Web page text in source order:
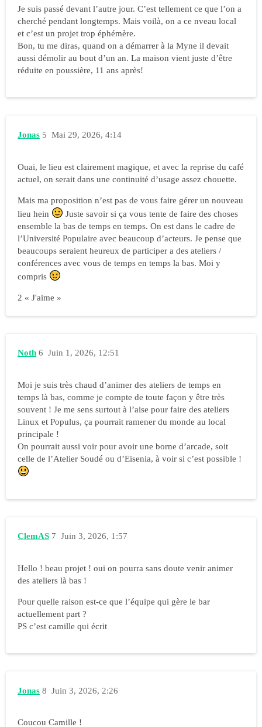
Je suis passé devant l’autre jour. C’est tellement ce que l’on a
cherché pendant longtemps. Mais voilà, on a ce nveau local
et c’est un projet trop éphémère.
Bon, tu me diras, quand on a démarrer à la Myne il devait
aussi démolir au bout d’un an. La maison vient juste d’être
réduite en poussière, 11 ans après!
Jonas Mai 29, 2026, 4:14
5
Ouai, le lieu est clairement magique, et avec la reprise du café
actuel, on serait dans une continuité d’usage assez chouette.
Mais ma proposition n’est pas de vous faire gérer un nouveau
lieu hein
Juste savoir si ça vous tente de faire des choses
ensemble la bas de temps en temps. On est dans le cadre de
l’Université Populaire avec beaucoup d’acteurs. Je pense que
beaucoups seraient heureux de participer a des ateliers /
conférences avec vous de temps en temps la bas. Moi y
compris
2 « J'aime »
Noth Juin 1, 2026, 12:51
6
Moi je suis très chaud d’animer des ateliers de temps en
temps là bas, comme je compte de toute façon y être très
souvent ! Je me sens surtout à l’aise pour faire des ateliers
Linux et Populus, ça pourrait ramener du monde au local
principale !
On pourrait aussi voir pour avoir une borne d’arcade, soit
celle de l’Atelier Soudé ou d’Eisenia, à voir si c’est possible !
ClemAS Juin 3, 2026, 1:57
7
Hello ! beau projet ! oui on pourra sans doute venir animer
des ateliers là bas !
Pour quelle raison est-ce que l’équipe qui gère le bar
actuellement part ?
PS c’est camille qui écrit
Jonas Juin 3, 2026, 2:26
8
Coucou Camille !